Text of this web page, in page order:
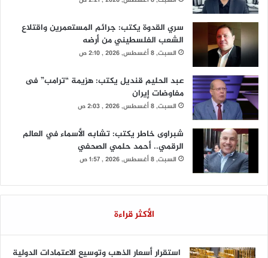
سري القدوة يكتب: جرائم المستعمرين واقتلاع
الشعب الفلسطيني من أرضه
السبت, 8 أغسطس, 2026 , 2:10 ص
عبد الحليم قنديل يكتب: هزيمة “ترامب” فى
مفاوضات إيران
السبت, 8 أغسطس, 2026 , 2:03 ص
شبراوى خاطر يكتب: تشابه الأسماء في العالم
الرقمي.. أحمد حلمي الصحفي
السبت, 8 أغسطس, 2026 , 1:57 ص
الأكثر قراءة
استقرار أسعار الذهب وتوسيع الاعتمادات الدولية